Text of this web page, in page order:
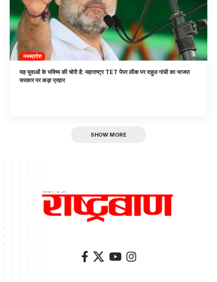
मध्यप्रदेश
यह युवाओं के भविष्य की चोरी है: महाराष्ट्र TET पेपर लीक पर राहुल गांधी का भाजपा
सरकार पर कड़ा प्रहार
SHOW MORE